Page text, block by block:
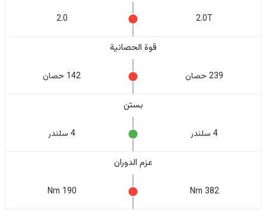
2.0T
2.0
قوة الحصانية
239 حصان 142 حصان
بستن
4 سلندر 4 سلندر
عزم الدوران
382 Nm
190 Nm